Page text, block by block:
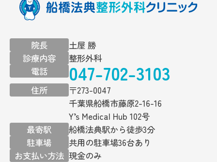
院長
土屋 勝
診療内容
整形外科
電話
047-702-3103
住所
〒273-0047
千葉県船橋市藤原2-16-16
Y’s Medical Hub 102号
最寄駅
船橋法典駅から徒歩3分
駐車場
共用の駐車場36台あり
お支払い方法 現金のみ